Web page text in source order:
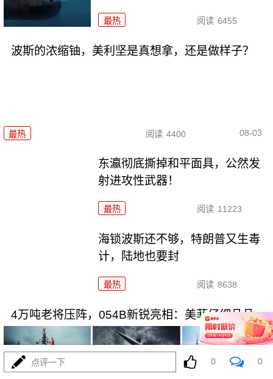
最热 阅读 6455
波斯的浓缩铀，美利坚是真想拿，还是做样子？
最热 阅读 4400 08-03
东瀛彻底撕掉和平面具，公然发
射进攻性武器！
最热 阅读 11223
海锁波斯还不够，特朗普又生毒
计，陆地也要封
最热 阅读 8638
4万吨老将压阵，054B新锐亮相：美菲仔细品品
点评一下 0 0